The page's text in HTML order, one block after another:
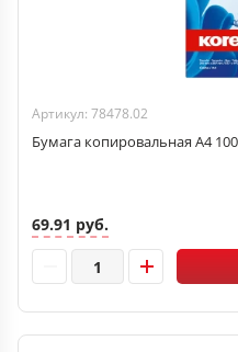
Артикул: 78478.02
Бумага копировальная А4
69.91 руб.